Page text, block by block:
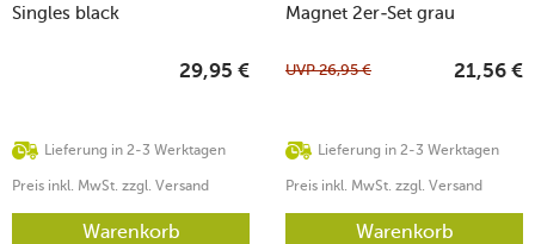
Singles black
Lieferung in 2-3 Werktagen
29,95 €
Preis inkl. MwSt. zzgl. Versand
Warenkorb
Magnet 2er-Set grau
Lieferung in 2-3 Werktagen
UVP26,95 € 21,56 €
Preis inkl. MwSt. zzgl. Versand
Warenkorb